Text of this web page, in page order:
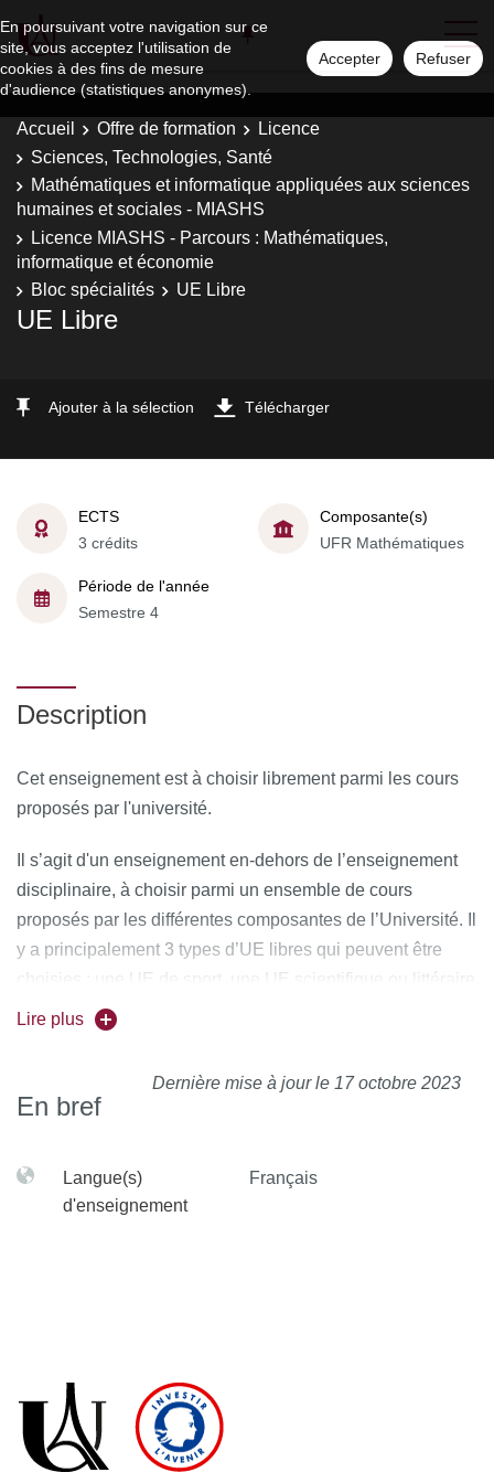
En poursuivant votre navigation sur ce
site, vous acceptez l'utilisation de
cookies à des fins de mesure
d'audience (statistiques anonymes).
Accepter Refuser
Accueil Offre de formation
Licence
Sciences, Technologies, Santé
Mathématiques et informatique appliquées aux sciences
humaines et sociales - MIASHS
Licence MIASHS - Parcours : Mathématiques,
informatique et économie
Bloc spécialités
UE Libre
UE Libre
Ajouter à la sélection Télécharger
ECTS
3 crédits
Composante(s)
UFR Mathématiques
Période de l'année
Semestre 4
Description
Cet enseignement est à choisir librement parmi les cours
proposés par l'université.
Il s’agit d'un enseignement en-dehors de l’enseignement
disciplinaire, à choisir parmi un ensemble de cours
proposés par les différentes composantes de l’Université. Il
y a principalement 3 types d’UE libres qui peuvent être
choisies : une UE de sport, une UE scientifique ou littéraire
extra disciplinaire, et l’UE particulière « Engagement
Engagement étudiant » est validée sans note. La
étudiant qui ne comporte pas d’horaire imposé. Les
horaires des différentes UE libres possibles sont affichés
Lire plus
Dernière mise à jour le 17 octobre 2023
En bref
Langue(s)
d'enseignement
Français